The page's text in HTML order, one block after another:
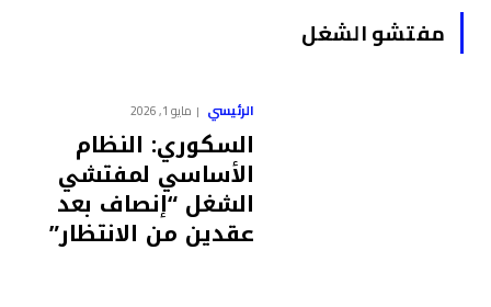
مفتشو الشغل
الرئيسي مايو 1, 2026
السكوري: النظام
الأساسي لمفتشي
الشغل “إنصاف بعد
عقدين من الانتظار”